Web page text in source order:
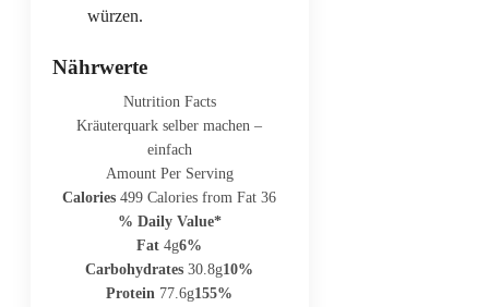
würzen.
Nährwerte
Nutrition Facts
Kräuterquark selber machen –
einfach
Amount Per Serving
Calories 499 Calories from Fat 36
% Daily Value*
Fat 4g6%
Carbohydrates 30.8g10%
Protein 77.6g155%